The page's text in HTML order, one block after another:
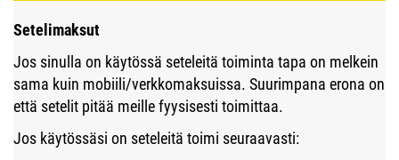
Setelimaksut
Jos sinulla on käytössä seteleitä toiminta tapa on melkein
sama kuin mobiili/verkkomaksuissa. Suurimpana erona on
että setelit pitää meille fyysisesti toimittaa.
Jos käytössäsi on seteleitä toimi seuraavasti: